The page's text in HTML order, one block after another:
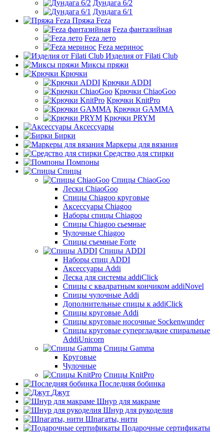
Дундага 6/2
Дундага 6/1
Пряжа Feza
Feza фантазийная
Feza лето
Feza меринос
Изделия от Filati Club
Миксы пряжи
Крючки
Крючки ADDI
Крючки ChiaoGoo
Крючки KnitPro
Крючки GAMMA
Крючки PRYM
Аксессуары
Бирки
Маркеры для вязания
Средство для стирки
Помпоны
Спицы
Спицы ChiaoGoo
Лески ChiaoGoo
Cпицы Сhiagoo круговые
Аксессуары Chiagoo
Наборы спицы Chiagoo
Спицы Chiagoo сьемные
Чулочные Chiagoo
Спицы съемные Forte
Спицы ADDI
Наборы спиц ADDI
Аксессуары Addi
Леска для системы addiClick
Спицы с квадратным кончиком addiNovel
Спицы чулочные Addi
Дополнительные спицы к addiClick
Спицы круговые Addi
Спицы круговые носочные Sockenwunder
Спицы круговые супергладкие спиральные
AddiUnicorn
Спицы Gamma
Круговые
Чулочные
Спицы KnitPro
Последняя бобинка
Джут
Шнур для макраме
Шнур для рукоделия
Шпагаты, нити
Подарочные сертификаты